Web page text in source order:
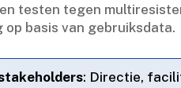
testen tegen
basis van gebruiksdata.​
: Directie,